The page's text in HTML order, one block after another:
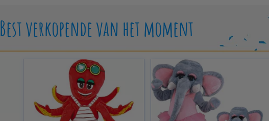
Best verkopende van het moment